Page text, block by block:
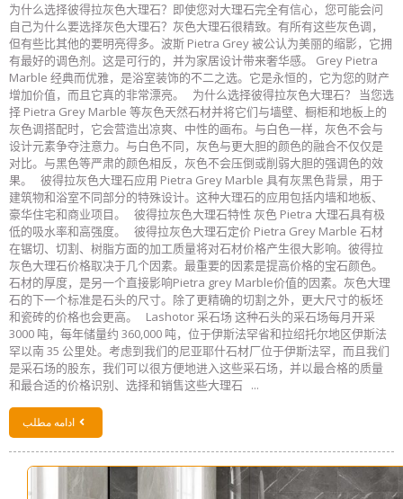
为什么选择彼得拉灰色大理石？即使您对大理石完全有信心，您可能会问
自己为什么要选择灰色大理石？灰色大理石很精致。有所有这些灰色调，
但有些比其他的要明亮得多。波斯 Pietra Grey 被公认为美丽的缩影，它拥
有最好的调色剂。这是可行的，并为家居设计带来奢华感。 Grey Pietra
Marble 经典而优雅，是浴室装饰的不二之选。它是永恒的，它为您的财产
增加价值，而且它真的非常漂亮。 为什么选择彼得拉灰色大理石？ 当您选
择 Pietra Grey Marble 等灰色天然石材并将它们与墙壁、橱柜和地板上的
灰色调搭配时，它会营造出凉爽、中性的画布。与白色一样，灰色不会与
设计元素争夺注意力。与白色不同，灰色与更大胆的颜色的融合不仅仅是
对比。与黑色等严肃的颜色相反，灰色不会压倒或削弱大胆的强调色的效
果。 彼得拉灰色大理石应用 Pietra Grey Marble 具有灰黑色背景，用于
建筑物和浴室不同部分的特殊设计。这种大理石的应用包括内墙和地板、
豪华住宅和商业项目。 彼得拉灰色大理石特性 灰色 Pietra 大理石具有极
低的吸水率和高强度。 彼得拉灰色大理石定价 Pietra Grey Marble 石材
在锯切、切割、树脂方面的加工质量将对石材价格产生很大影响。彼得拉
灰色大理石价格取决于几个因素。最重要的因素是提高价格的宝石颜色。
石材的厚度，是另一个直接影响Pietra grey Marble价值的因素。灰色大理
石的下一个标准是石头的尺寸。除了更精确的切割之外，更大尺寸的板坯
和瓷砖的价格也会更高。 Lashotor 采石场 这种石头的采石场每月开采
3000 吨，每年储量约 360,000 吨，位于伊斯法罕省和拉绍托尔地区伊斯法
罕以南 35 公里处。考虑到我们的尼亚耶什石材厂位于伊斯法罕，而且我们
是采石场的股东，我们可以很方便地进入这些采石场，并以最合格的质量
和最合适的价格识别、选择和销售这些大理石 ...
ادامه مطلب